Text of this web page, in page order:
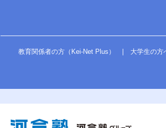
教育関係者の方（Kei-Net Plus） 大学生の方